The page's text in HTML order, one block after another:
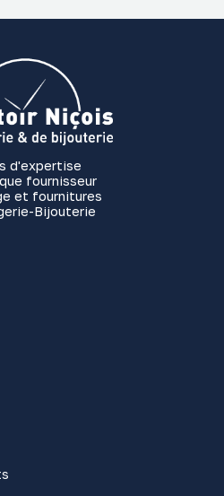
d'expertise
fournisseur
et fournitures
Bijouterie